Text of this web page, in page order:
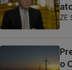
ZE
o